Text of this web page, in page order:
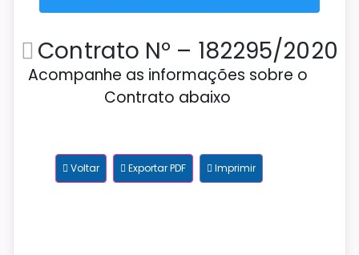
Contrato Nº – 182295/2020
Acompanhe as informações sobre o
Contrato abaixo
Voltar Exportar PDF Imprimir